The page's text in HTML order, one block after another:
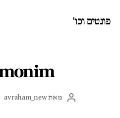
פונטים וכו'
המחבר
מאתavraham_new